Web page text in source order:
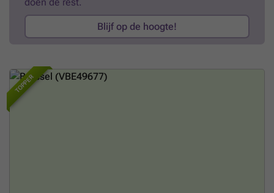
Blijf op de hoogte!
TOPPER